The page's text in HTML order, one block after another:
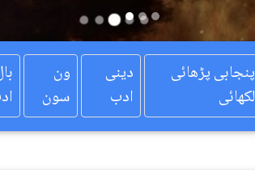
ون
سون
دینی
ادب
پنجابی پڑھائی
لکھائی